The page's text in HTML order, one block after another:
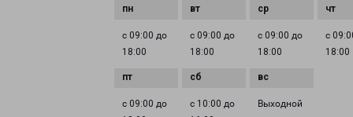
с 09:00 до
18:00
с 09:00 до
18:00
с 09:00 до
18:00
с
18:00
с 09:00 до
с 10:00 до
Выходной